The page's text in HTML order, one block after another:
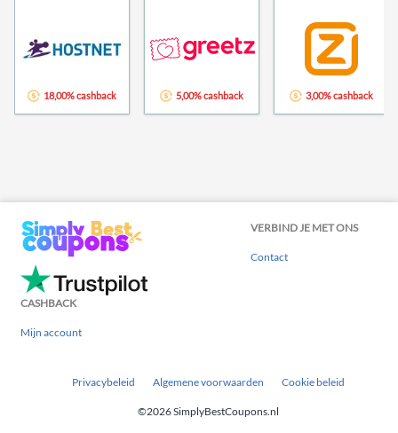
18,00% cashback 5,00% cashback 3,00% cashback
VERBIND JE MET ONS
Contact
CASHBACK
Mijn account
Privacybeleid Algemene voorwaarden Cookie beleid
©2026 SimplyBestCoupons.nl